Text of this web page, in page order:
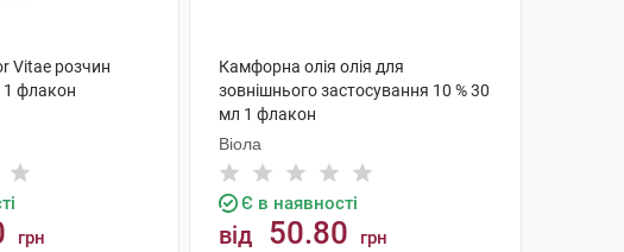
Vitae розчин
1 флакон
грн
Камфорна олія олія для
зовнішнього застосування 10 % 30
мл 1 флакон
Віола
Є в наявності
від 50.80 грн